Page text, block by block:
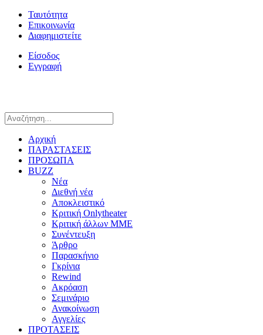
Ταυτότητα
Επικοινωνία
Διαφημιστείτε
Είσοδος
Εγγραφή
Αρχική
ΠΑΡΑΣΤΑΣΕΙΣ
ΠΡΟΣΩΠΑ
BUZZ
Νέα
Διεθνή νέα
Αποκλειστικό
Κριτική Onlytheater
Κριτική άλλων ΜΜΕ
Συνέντευξη
Άρθρο
Παρασκήνιο
Γκρίνια
Rewind
Ακρόαση
Σεμινάριο
Ανακοίνωση
Αγγελίες
ΠΡΟΤΑΣΕΙΣ